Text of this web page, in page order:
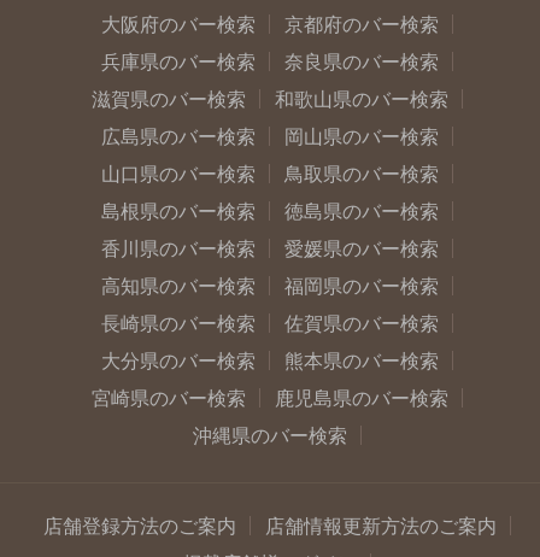
大阪府のバー検索
京都府のバー検索
兵庫県のバー検索
奈良県のバー検索
滋賀県のバー検索
和歌山県のバー検索
広島県のバー検索
岡山県のバー検索
山口県のバー検索
鳥取県のバー検索
島根県のバー検索
徳島県のバー検索
香川県のバー検索
愛媛県のバー検索
高知県のバー検索
福岡県のバー検索
長崎県のバー検索
佐賀県のバー検索
大分県のバー検索
熊本県のバー検索
宮崎県のバー検索
鹿児島県のバー検索
沖縄県のバー検索
店舗登録方法のご案内
店舗情報更新方法のご案内